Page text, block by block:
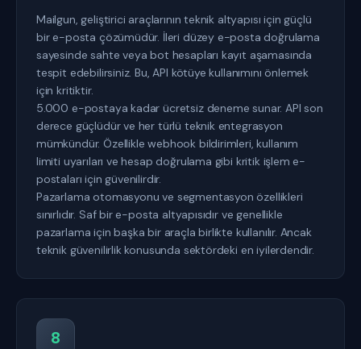
Mailgun, geliştirici araçlarının teknik altyapısı için güçlü
bir e-posta çözümüdür. İleri düzey e-posta doğrulama
sayesinde sahte veya bot hesapları kayıt aşamasında
tespit edebilirsiniz. Bu, API kötüye kullanımını önlemek
için kritiktir.
5.000 e-postaya kadar ücretsiz deneme sunar. API son
derece güçlüdür ve her türlü teknik entegrasyon
mümkündür. Özellikle webhook bildirimleri, kullanım
limiti uyarıları ve hesap doğrulama gibi kritik işlem e-
postaları için güvenilirdir.
Pazarlama otomasyonu ve segmentasyon özellikleri
sınırlıdır. Saf bir e-posta altyapısıdır ve genellikle
pazarlama için başka bir araçla birlikte kullanılır. Ancak
teknik güvenilirlik konusunda sektördeki en iyilerdendir.
8